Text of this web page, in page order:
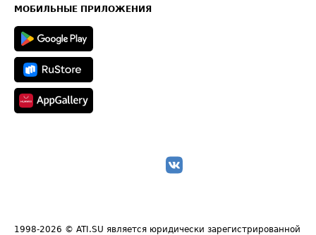
Техническая информация
МОБИЛЬНЫЕ ПРИЛОЖЕНИЯ
1998-2026 © ATI.SU является юридически зарегистрированной